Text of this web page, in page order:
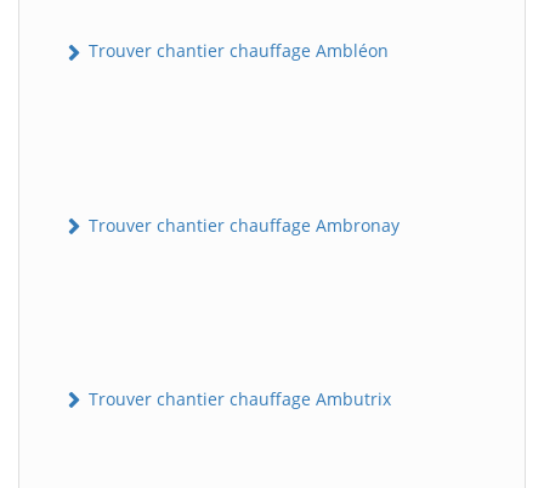
Trouver chantier chauffage Ambléon
Trouver chantier chauffage Ambronay
Trouver chantier chauffage Ambutrix